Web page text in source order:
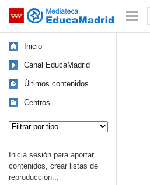
Saltar navegación
Inicio
Canal EducaMadrid
Últimos contenidos
Centros
Inicia sesión para aportar
contenidos, crear listas de
reproducción...